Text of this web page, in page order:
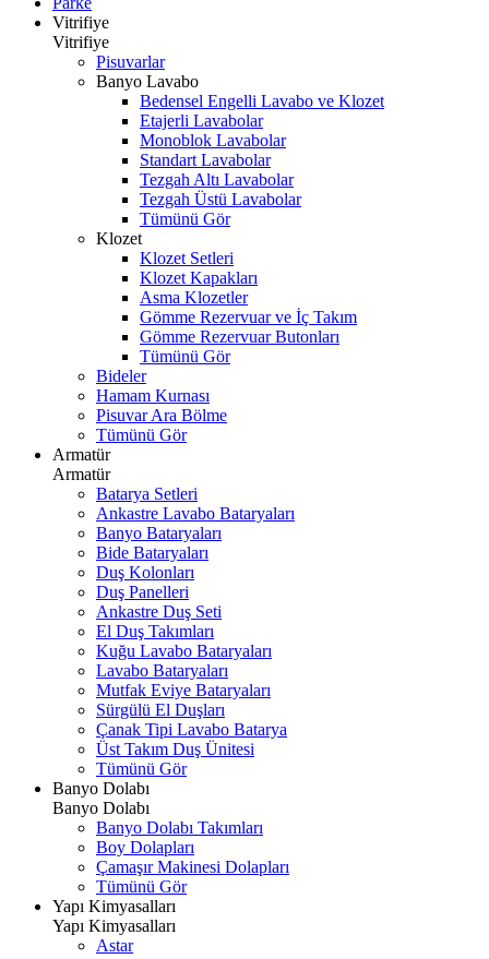
Vitrifiye
Vitrifiye
Pisuvarlar
Banyo Lavabo
Bedensel Engelli Lavabo ve Klozet
Etajerli Lavabolar
Monoblok Lavabolar
Standart Lavabolar
Tezgah Altı Lavabolar
Tezgah Üstü Lavabolar
Tümünü Gör
Klozet
Klozet Setleri
Klozet Kapakları
Asma Klozetler
Gömme Rezervuar ve İç Takım
Gömme Rezervuar Butonları
Tümünü Gör
Bideler
Hamam Kurnası
Pisuvar Ara Bölme
Tümünü Gör
Armatür
Armatür
Batarya Setleri
Ankastre Lavabo Bataryaları
Banyo Bataryaları
Bide Bataryaları
Duş Kolonları
Duş Panelleri
Ankastre Duş Seti
El Duş Takımları
Kuğu Lavabo Bataryaları
Lavabo Bataryaları
Mutfak Eviye Bataryaları
Sürgülü El Duşları
Çanak Tipi Lavabo Batarya
Üst Takım Duş Ünitesi
Tümünü Gör
Banyo Dolabı
Banyo Dolabı
Banyo Dolabı Takımları
Boy Dolapları
Çamaşır Makinesi Dolapları
Tümünü Gör
Yapı Kimyasalları
Yapı Kimyasalları
Astar